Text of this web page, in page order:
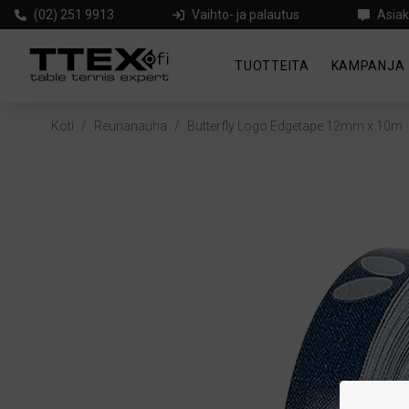
(02) 251 9913 Vaihto- ja palautus
TUOTTEITA KAMPANJA
Koti / Reunanauha / Butterfly Logo Edgetape 12mm x 10m